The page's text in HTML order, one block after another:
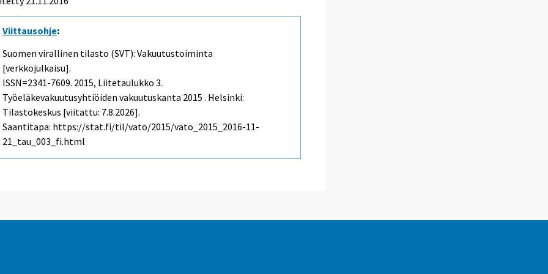
Viittausohje:
Suomen virallinen tilasto (SVT): Vakuutustoiminta
[verkkojulkaisu].
ISSN=2341-7609. 2015, Liitetaulukko 3.
Työeläkevakuutusyhtiöiden vakuutuskanta 2015 . Helsinki:
Tilastokeskus [viitattu: 7.8.2026].
Saantitapa: https://stat.fi/til/vato/2015/vato_2015_2016-11-
21_tau_003_fi.html